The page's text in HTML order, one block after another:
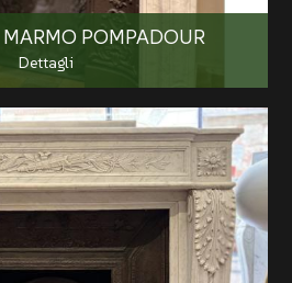
POMPADOUR
Dettagli